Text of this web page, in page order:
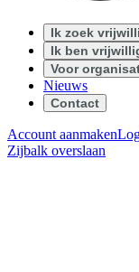
Ik zoek
Ik ben
Voor
Nieuws
Contact
Account aanmaken
Zijbalk overslaan